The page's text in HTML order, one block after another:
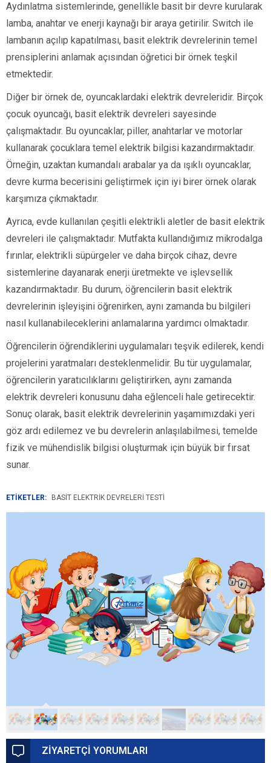
Aydınlatma sistemlerinde, genellikle basit bir devre kurularak
lamba, anahtar ve enerji kaynağı bir araya getirilir. Switch ile
lambanın açılıp kapatılması, basit elektrik devrelerinin temel
prensiplerini anlamak açısından öğretici bir örnek teşkil
etmektedir.
Diğer bir örnek de, oyuncaklardaki elektrik devreleridir. Birçok
çocuk oyuncağı, basit elektrik devreleri sayesinde
çalışmaktadır. Bu oyuncaklar, piller, anahtarlar ve motorlar
kullanarak çocuklara temel elektrik bilgisi kazandırmaktadır.
Örneğin, uzaktan kumandalı arabalar ya da ışıklı oyuncaklar,
devre kurma becerisini geliştirmek için iyi birer örnek olarak
karşımıza çıkmaktadır.
Ayrıca, evde kullanılan çeşitli elektrikli aletler de basit elektrik
devreleri ile çalışmaktadır. Mutfakta kullandığımız mikrodalga
fırınlar, elektrikli süpürgeler ve daha birçok cihaz, devre
sistemlerine dayanarak enerji üretmekte ve işlevsellik
kazandırmaktadır. Bu durum, öğrencilerin basit elektrik
devrelerinin işleyişini öğrenirken, aynı zamanda bu bilgileri
nasıl kullanabileceklerini anlamalarına yardımcı olmaktadır.
Öğrencilerin öğrendiklerini uygulamaları teşvik edilerek, kendi
projelerini yaratmaları desteklenmelidir. Bu tür uygulamalar,
öğrencilerin yaratıcılıklarını geliştirirken, aynı zamanda
elektrik devreleri konusunu daha eğlenceli hale getirecektir.
Sonuç olarak, basit elektrik devrelerinin yaşamımızdaki yeri
göz ardı edilemez ve bu devrelerin anlaşılabilmesi, temelde
fizik ve mühendislik bilgisi oluşturmak için büyük bir fırsat
sunar.
ETİKETLER: BASIT ELEKTRIK DEVRELERI TESTI
ZİYARETÇİ YORUMLARI